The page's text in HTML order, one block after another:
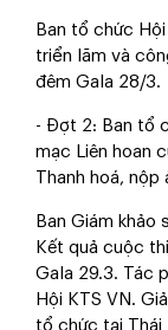
Ban tổ chức
triển lãm và
đêm Gala 28/3.
- Đợt 2: Ban tổ
mạc Liên hoan
Thanh hoá, nộp
Ban Giám khảo
Kết quả cuộc
Gala 29.3. Tác
Hội KTS VN.
tổ chức tại Thái